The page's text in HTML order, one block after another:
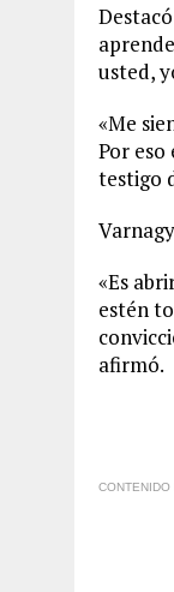
usted,
«Me
Por
testigo
«Es
estén
afirmó.
CONTENIDO